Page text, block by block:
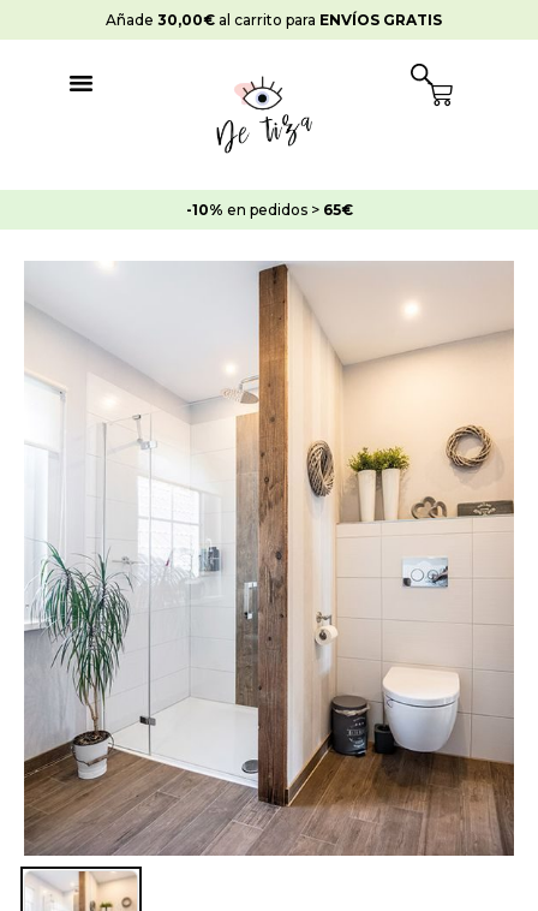
al
Añade 30,00€ al carrito para ENVÍOS GRATIS
Cart
-10% en pedidos > 65€
Pintar
Bañera
Placa
cantidad